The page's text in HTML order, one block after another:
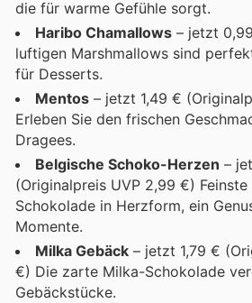
die für warme Gefühle sorgt.
Haribo Chamallows – jetzt
luftigen Marshmallows sind
für Desserts.
Mentos – jetzt 1,49 €
Erleben Sie den frischen
Dragees.
Belgische Schoko-Herzen –
(Originalpreis UVP 2,99 €)
Schokolade in Herzform, ein
Momente.
Milka Gebäck – jetzt 1,79 €
€) Die zarte Milka-Schokolade
Gebäckstücke.